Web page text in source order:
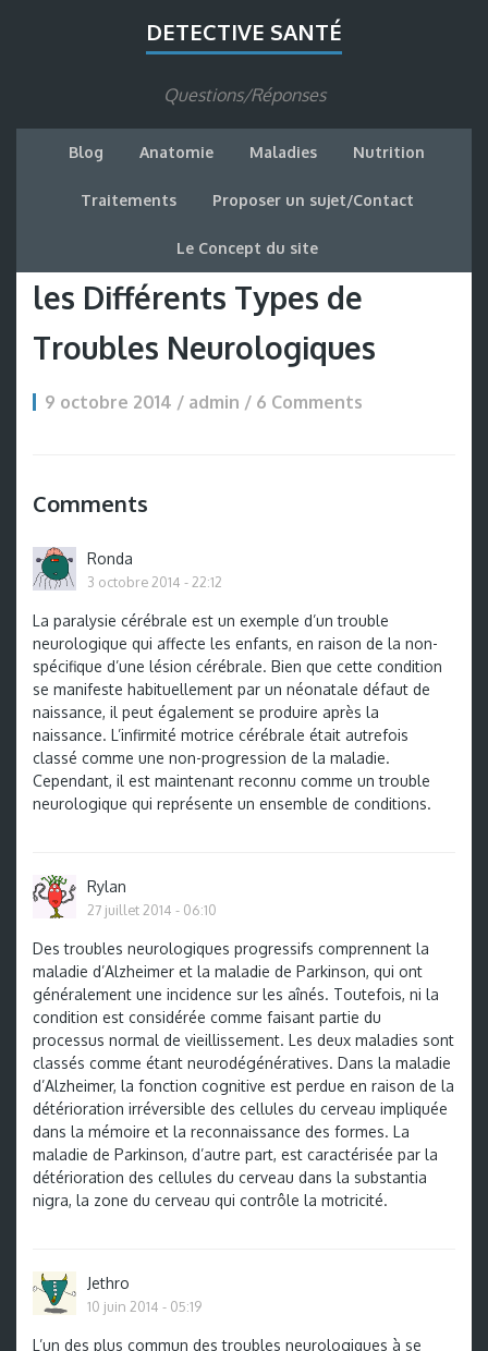
DETECTIVE SANTÉ
Questions/Réponses
Blog Anatomie Maladies Nutrition
Traitements Proposer un sujet/Contact
Le Concept du site
les Différents Types de
Troubles Neurologiques
9 octobre 2014 / admin / 6 Comments
Comments
Ronda
3 octobre 2014 - 22:12
La paralysie cérébrale est un exemple d’un trouble
neurologique qui affecte les enfants, en raison de la non-
spécifique d’une lésion cérébrale. Bien que cette condition
se manifeste habituellement par un néonatale défaut de
naissance, il peut également se produire après la
naissance. L’infirmité motrice cérébrale était autrefois
classé comme une non-progression de la maladie.
Cependant, il est maintenant reconnu comme un trouble
neurologique qui représente un ensemble de conditions.
Rylan
27 juillet 2014 - 06:10
Des troubles neurologiques progressifs comprennent la
maladie d’Alzheimer et la maladie de Parkinson, qui ont
généralement une incidence sur les aînés. Toutefois, ni la
condition est considérée comme faisant partie du
processus normal de vieillissement. Les deux maladies sont
classés comme étant neurodégénératives. Dans la maladie
d’Alzheimer, la fonction cognitive est perdue en raison de la
détérioration irréversible des cellules du cerveau impliquée
dans la mémoire et la reconnaissance des formes. La
maladie de Parkinson, d’autre part, est caractérisée par la
détérioration des cellules du cerveau dans la substantia
nigra, la zone du cerveau qui contrôle la motricité.
Jethro
10 juin 2014 - 05:19
L’un des plus commun des troubles neurologiques à se